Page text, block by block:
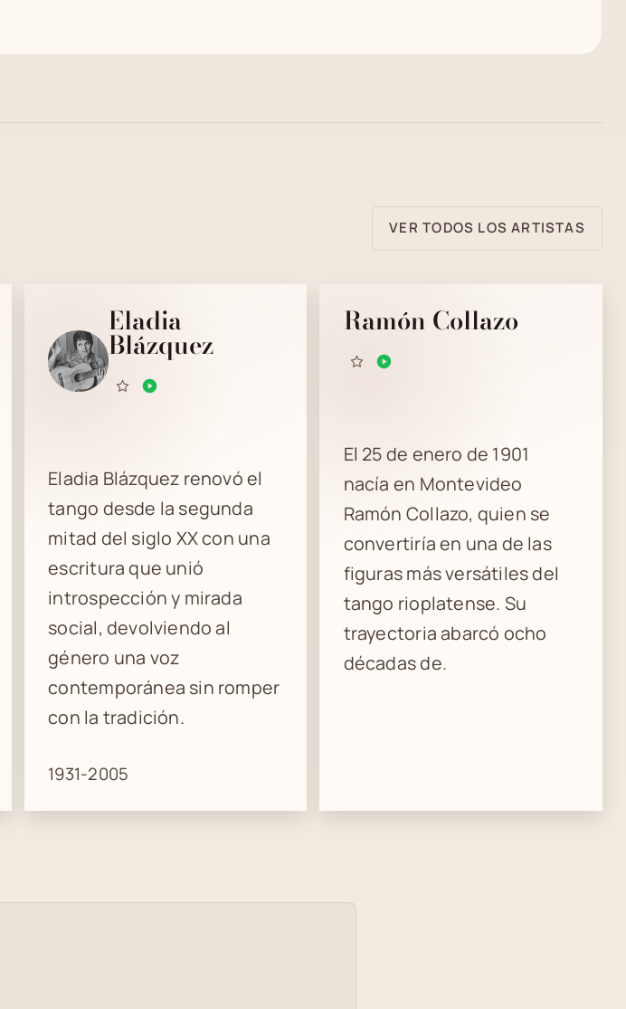
VER TODOS LOS ARTISTAS
Eladia
Blázquez
Eladia Blázquez renovó el
tango desde la segunda
mitad del siglo XX con una
escritura que unió
introspección y mirada
social, devolviendo al
género una voz
contemporánea sin romper
con la tradición.
1931-2005
Ramón Collazo
El 25 de enero de 1901
nacía en Montevideo
Ramón Collazo, quien se
convertiría en una de las
figuras más versátiles del
tango rioplatense. Su
trayectoria abarcó ocho
décadas de.